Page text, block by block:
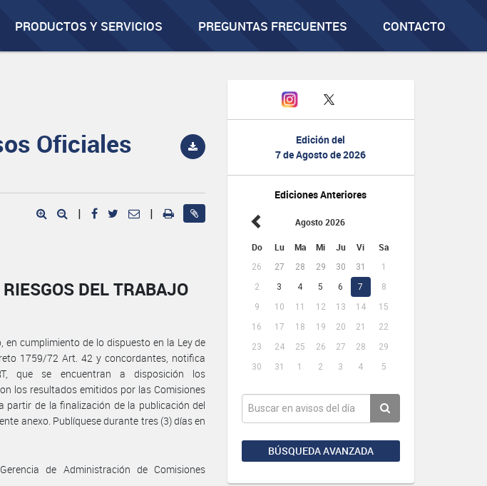
PRODUCTOS Y SERVICIOS PREGUNTAS FRECUENTES CONTACTO
Edición del
7 de Agosto de 2026
Ediciones Anteriores
Agosto 2026
Do Lu Ma Mi Ju Vi Sa
26 27 28 29 30 31
1
2
3 4 5 6 7
8
9
10 11 12 13 14
15
16
17 18 19 20 21
22
23
24 25 26 27 28
29
30
31 1 2 3 4 5
BÚSQUEDA AVANZADA
Oficiales
| |
DEL TRABAJO
en cumplimiento de lo dispuesto en la Ley de
1759/72 Art. 42 y concordantes, notifica
que se encuentran a disposición los
los resultados emitidos por las Comisiones
partir de la finalización de la publicación del
anexo. Publíquese durante tres (3) días en
de Administración de Comisiones